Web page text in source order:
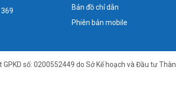
Bản đồ chỉ dẫn
Phiên bản mobile
số: 0200552449 do Sở Kế hoạch và Đầu tư